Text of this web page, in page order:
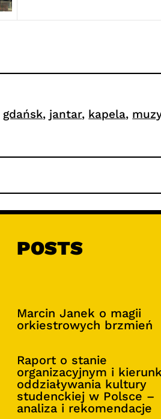
gdańsk, jantar, kapela,
POSTS
Marcin Janek o magii
orkiestrowych brzmień
Raport o stanie
organizacyjnym i
oddziaływania kultury
studenckiej w Polsce –
analiza i rekomendacje